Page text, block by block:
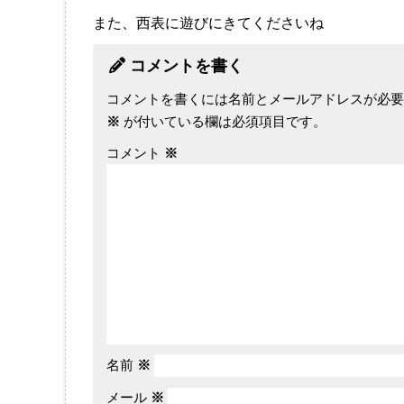
また、西表に遊びにきてくださいね
コメントを書く
コメントを書くには名前とメールアドレスが必
※ が付いている欄は必須項目です。
コメント ※
名前 ※
メール ※